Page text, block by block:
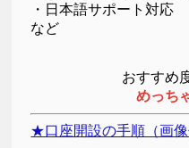
・日本語サポート対応
など
おすす
めっち
★口座開設の手順（画